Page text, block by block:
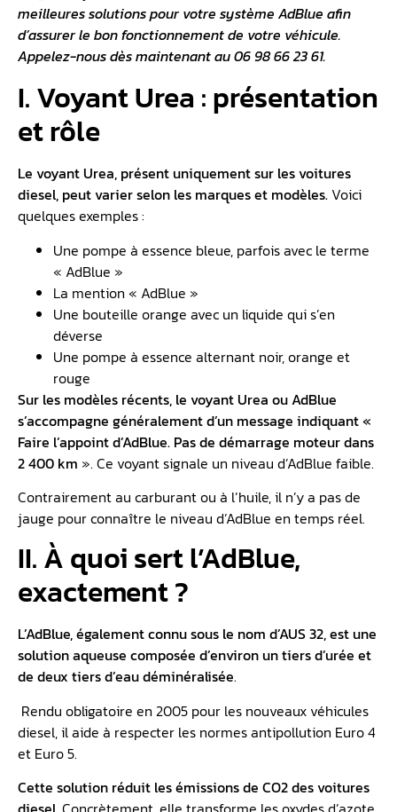
meilleures solutions pour votre système AdBlue afin
d’assurer le bon fonctionnement de votre véhicule.
Appelez-nous dès maintenant au 06 98 66 23 61.
I. Voyant Urea : présentation
et rôle
Le voyant Urea, présent uniquement sur les voitures
diesel, peut varier selon les marques et modèles. Voici
quelques exemples :
Une pompe à essence bleue, parfois avec le terme
« AdBlue »
La mention « AdBlue »
Une bouteille orange avec un liquide qui s’en
déverse
Une pompe à essence alternant noir, orange et
rouge
Sur les modèles récents, le voyant Urea ou AdBlue
s’accompagne généralement d’un message indiquant «
Faire l’appoint d’AdBlue. Pas de démarrage moteurdans
2 400 km ». Ce voyant signale un niveau d’AdBlue faible.
Contrairement au carburant ou à l’huile, il n’y a pas de
jauge pour connaître le niveau d’AdBlue en temps réel.
II. À quoi sert l’AdBlue,
exactement ?
L’AdBlue, également connu sous le nom d’AUS 32, est une
solution aqueuse composée d’environ un tiers d’urée et
de deux tiers d’eau déminéralisée.
Rendu obligatoire en 2005 pour les nouveaux véhicules
diesel, il aide à respecter les normes antipollution Euro 4
et Euro 5.
Cette solution réduit les émissions de CO2 des voitures